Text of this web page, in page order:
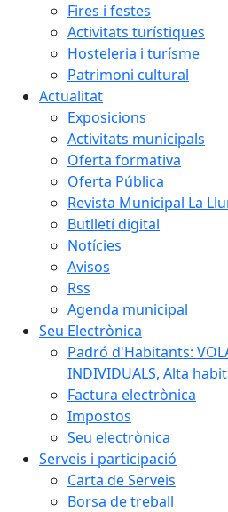
Fires i festes
Activitats turístiques
Hosteleria i turísme
Patrimoni cultural
Actualitat
Exposicions
Activitats municipals
Oferta formativa
Oferta Pública
Revista Municipal La
Butlletí digital
Notícies
Avisos
Rss
Agenda municipal
Seu Electrònica
Padró d'Habitants:
INDIVIDUALS, Alta
Factura electrònica
Impostos
Seu electrònica
Serveis i participació
Carta de Serveis
Borsa de treball